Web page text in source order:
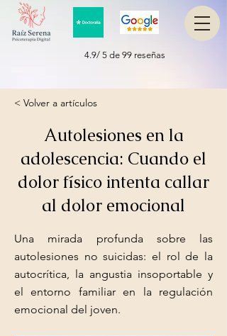
4.9/ 5 de 99 reseñas
< Volver a artículos
Autolesiones en la
adolescencia: Cuando el
dolor físico intenta callar
al dolor emocional
Una mirada profunda sobre las
autolesiones no suicidas: el rol de la
autocrítica, la angustia insoportable y
el entorno familiar en la regulación
emocional del joven.